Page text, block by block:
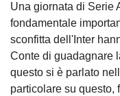
Una giornata di Serie
fondamentale
sconfitta dell'Inter
Conte di guadagnare
questo si è parlato
particolare su questo,